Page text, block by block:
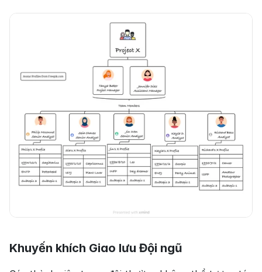
Khuyến khích Giao lưu Đội ngũ